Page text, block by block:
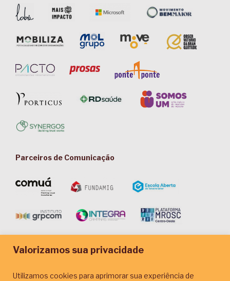
Valorizamos sua privacidade
Utilizamos cookies para aprimorar sua experiência de
Parceiros de Comunicação